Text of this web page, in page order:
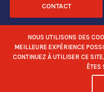
CONTACT
RÉSEAUX SOCIAUX
NOUS UTILISONS DES
MEILLEURE EXPÉRIENCE
CONTINUEZ À UTILISER CE
ÊTES